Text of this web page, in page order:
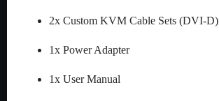
2x Custom KVM Cable Sets (DVI-D)
1x Power Adapter
1x User Manual